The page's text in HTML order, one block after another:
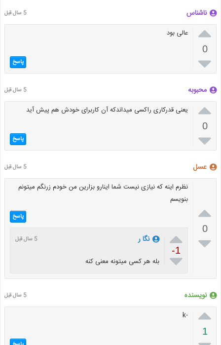
ناشناس 5 سال قبل

0

عالی بود
پاسخ
محبوبه 5 سال قبل

0

یعنی قدرکاری راکسی میداندکه آن کاربرای خودش هم پیش آید
پاسخ
عسل 5 سال قبل

0

نظرم اینه که نیازی نیست شما اینارو بزارین من خودم زرنگم میتونم
بنویسم
پاسخ

-1

نگا ر 5 سال قبل
بله هر کسی میتونه معنی کنه
نویسنده 5 سال قبل

1
-k